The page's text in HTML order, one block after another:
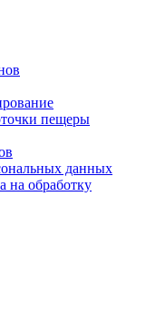
пещеры
данных
на обработку